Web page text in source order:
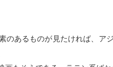
のあるものが見たければ、ア